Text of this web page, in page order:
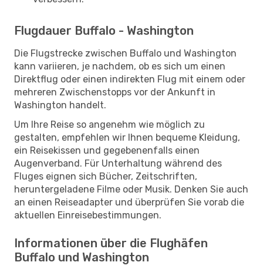
Flugdauer Buffalo - Washington
Die Flugstrecke zwischen Buffalo und Washington
kann variieren, je nachdem, ob es sich um einen
Direktflug oder einen indirekten Flug mit einem oder
mehreren Zwischenstopps vor der Ankunft in
Washington handelt.
Um Ihre Reise so angenehm wie möglich zu
gestalten, empfehlen wir Ihnen bequeme Kleidung,
ein Reisekissen und gegebenenfalls einen
Augenverband. Für Unterhaltung während des
Fluges eignen sich Bücher, Zeitschriften,
heruntergeladene Filme oder Musik. Denken Sie auch
an einen Reiseadapter und überprüfen Sie vorab die
aktuellen Einreisebestimmungen.
Informationen über die Flughäfen
Buffalo und Washington